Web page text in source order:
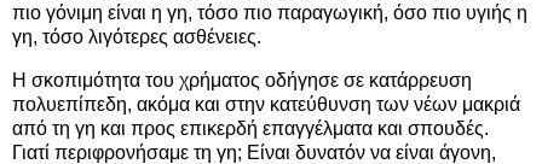
πιο γόνιμη είναι η γη, τόσο πιο παραγωγική, όσο πιο υγιής η
γη, τόσο λιγότερες ασθένειες.
Η σκοπιμότητα του χρήματος οδήγησε σε κατάρρευση
πολυεπίπεδη, ακόμα και στην κατεύθυνση των νέων μακριά
από τη γη και προς επικερδή επαγγέλματα και σπουδές.
Γιατί περιφρονήσαμε τη γη; Είναι δυνατόν να είναι άγονη,